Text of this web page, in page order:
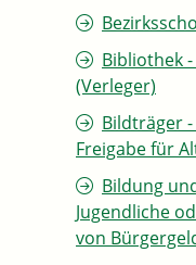
Bibliothek
(Verleger)
Bildträger
Freigabe für
Bildung
Jugendliche
von